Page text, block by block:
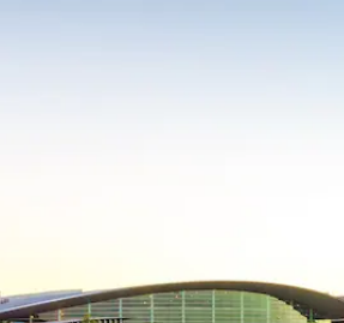
gore i prema dolje, kao i dodirom ili